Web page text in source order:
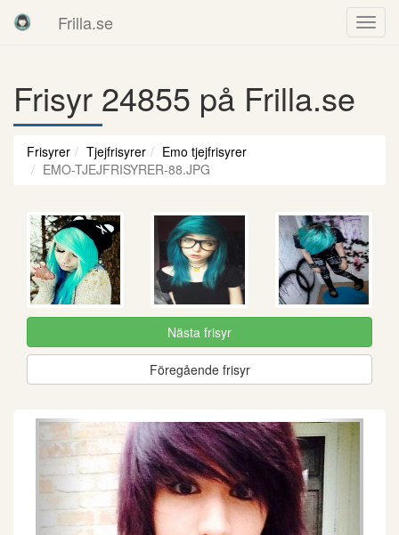
Frilla.se
Frisyr 24855 på Frilla.se
Frisyrer Tjejfrisyrer
Emo tjejfrisyrer
EMO-TJEJFRISYRER-88.JPG
Nästa frisyr
Föregående frisyr
Föregående